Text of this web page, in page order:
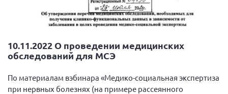
10.11.2022 О проведении медицинских
обследований для МСЭ
По материалам вэбинара «Медико-социальная экспертиза
при нервных болезнях (на примере рассеянного